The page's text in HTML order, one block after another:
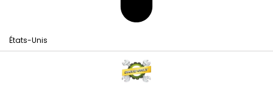
États-Unis